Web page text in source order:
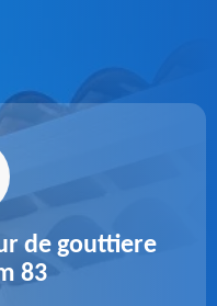
de gouttiere
83